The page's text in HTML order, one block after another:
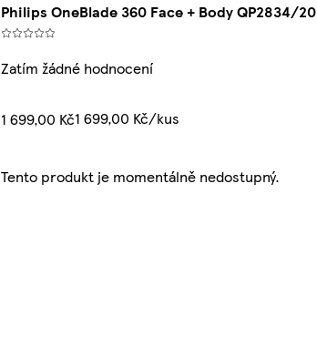
Philips OneBlade 360 Face + Body QP2834/20
Zatím žádné hodnocení
1 699,00 Kč1 699,00 Kč/kus
Tento produkt je momentálně nedostupný.